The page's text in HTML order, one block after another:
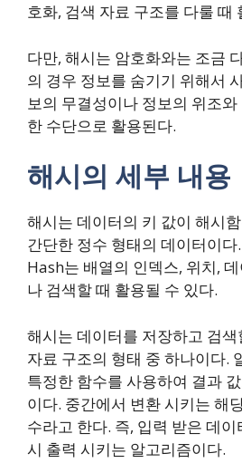
호화, 검색 자료 구조를 다룰 때
다만, 해시는 암호화와는 조금
의 경우 정보를 숨기기 위해서
보의 무결성이나 정보의 위조
한 수단으로 활용된다.
해시의 세부 내용
해시는 데이터의 키 값이 해시
간단한 정수 형태의 데이터이
Hash는 배열의 인덱스, 위치,
나 검색할 때 활용될 수 있다.
해시는 데이터를 저장하고 검
자료 구조의 형태 중 하나이다.
특정한 함수를 사용하여 결과
이다. 중간에서 변환 시키는 해
수라고 한다. 즉, 입력 받은 데
시 출력 시키는 알고리즘이다.